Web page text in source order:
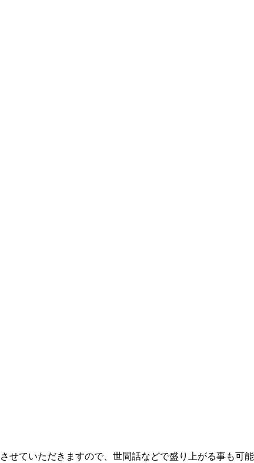
せていただきますので、世間話などで盛り上がる事も可能